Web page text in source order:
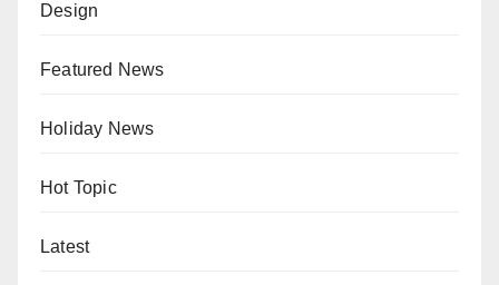
Design
Featured News
Holiday News
Hot Topic
Latest